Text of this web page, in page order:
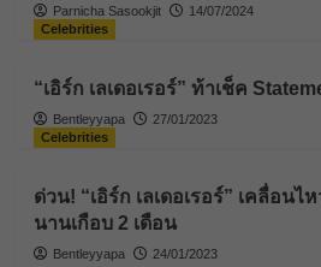
Parnicha Sasookjit
14/07/2024
Celebrities
“เอิร์ก เลเดอเรอร์” ท้าเช็ค
Bentleyyapa
27/01/2023
Celebrities
ด่วน! “เอิร์ก เลเดอเรอร์” เคลื่อนไ
นานเกือบ 2 เดือน
Bentleyyapa 24/01/2023